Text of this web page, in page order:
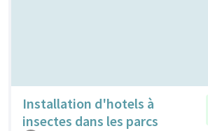
Installation d'hotels à
insectes dans les parcs